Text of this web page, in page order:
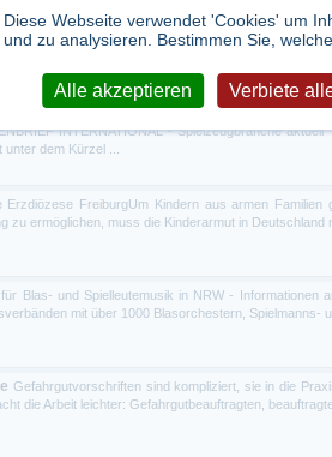
Medizin Medizin und Gesundheit Aktuell zu
1991 erscheint regelmäßig eine monatliche
- Spielzeugbranche aktuell
INTERNATIONAL - Spielzeugbranche
dem Kürzel ...
Erzdiözese FreiburgUm Kindern aus armen Familien
zu ermöglichen, muss die Kinderarmut in Deutschland
Blas- und Spielleutemusik in NRW - Informationen
mit über 1000 Blasorchestern, Spielmanns-
Gefahrgutvorschriften sind kompliziert, sie in die
die Arbeit leichter: Gefahrgutbeauftragten,
Diese Webseite verwendet 'Cookies' um
und zu analysieren. Bestimmen Sie,
Alle akzeptieren Verbiete